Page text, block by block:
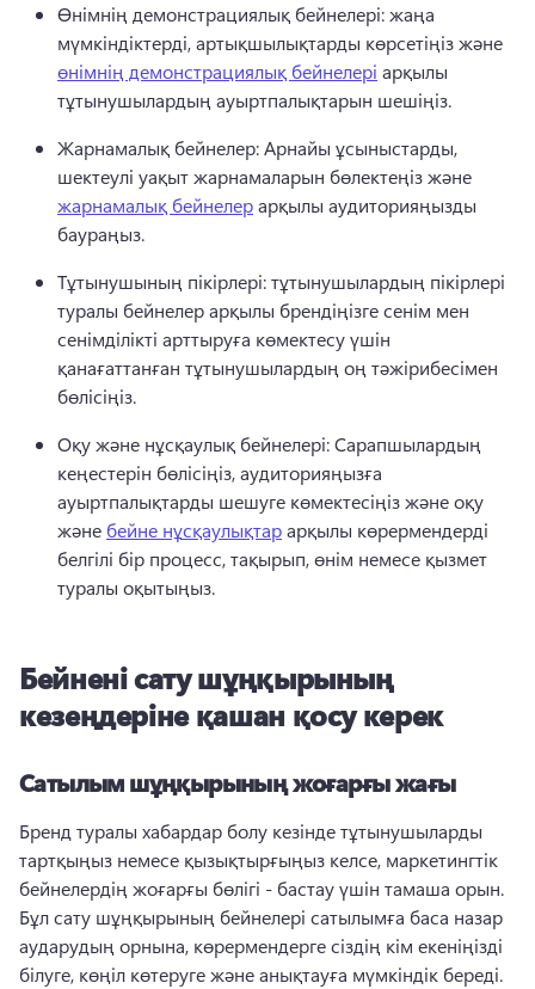
Өнімнің демонстрациялық бейнелері: жаңа
мүмкіндіктерді, артықшылықтарды көрсетіңіз және
өнімнің демонстрациялық бейнелері арқылы
тұтынушылардың ауыртпалықтарын шешіңіз.
Жарнамалық бейнелер: Арнайы ұсыныстарды,
шектеулі уақыт жарнамаларын бөлектеңіз және
жарнамалық бейнелер арқылы аудиторияңызды
баураңыз.
Тұтынушының пікірлері: тұтынушылардың пікірлері
туралы бейнелер арқылы брендіңізге сенім мен
сенімділікті арттыруға көмектесу үшін
қанағаттанған тұтынушылардың оң тәжірибесімен
бөлісіңіз.
Оқу және нұсқаулық бейнелері: Сарапшылардың
кеңестерін бөлісіңіз, аудиторияңызға
ауыртпалықтарды шешуге көмектесіңіз және оқу
және бейне нұсқаулықтар арқылы көрермендерді
белгілі бір процесс, тақырып, өнім немесе қызмет
туралы оқытыңыз.
Бейнені сату шұңқырының
кезеңдеріне қашан қосу керек
Сатылым шұңқырының жоғарғы жағы
Бренд туралы хабардар болу кезінде тұтынушыларды
тартқыңыз немесе қызықтырғыңыз келсе, маркетингтік
Бұл сату шұңқырының бейнелері сатылымға баса назар
аударудың орнына, көрермендерге сіздің кім екеніңізді